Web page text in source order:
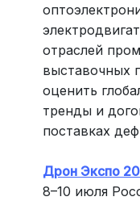
отраслей
выставочных
оценить
тренды и
поставках
Дрон Экспо
8–10 июля